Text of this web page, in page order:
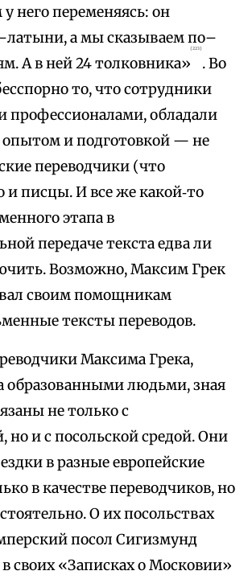
него переменяясь: он
а мы сказываем по–
А в ней 24 толковника»
{223}
. Во
то, что сотрудники
профессионалами, обладали
и подготовкой — не
переводчики (что
и писцы. И все же какой‑то
этапа в
передаче текста едва ли
Возможно, Максим Грек
своим помощникам
тексты переводов.
Максима Грека,
образованными людьми, зная
не только с
но и с посольской средой. Они
в разные европейские
в качестве переводчиков, но
О их посольствах
посол Сигизмунд
своих «Записках о Московии»